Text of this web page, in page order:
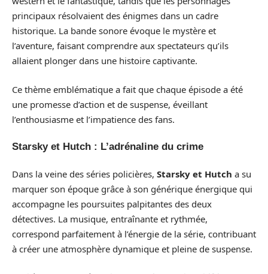
principaux résolvaient des énigmes dans un cadre
historique. La bande sonore évoque le mystère et
l’aventure, faisant comprendre aux spectateurs qu’ils
allaient plonger dans une histoire captivante.
Ce thème emblématique a fait que chaque épisode a été
une promesse d’action et de suspense, éveillant
l’enthousiasme et l’impatience des fans.
Starsky et Hutch : L’adrénaline du crime
Dans la veine des séries policières, Starsky et Hutch a su
marquer son époque grâce à son générique énergique qui
accompagne les poursuites palpitantes des deux
détectives. La musique, entraînante et rythmée,
correspond parfaitement à l’énergie de la série, contribuant
à créer une atmosphère dynamique et pleine de suspense.